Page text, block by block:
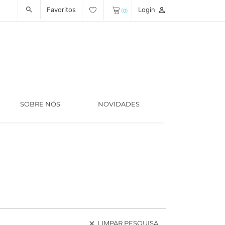
search Favoritos (0) Login person_outline
SOBRE NÓS NOVIDADES
LIMPAR PESQUISA